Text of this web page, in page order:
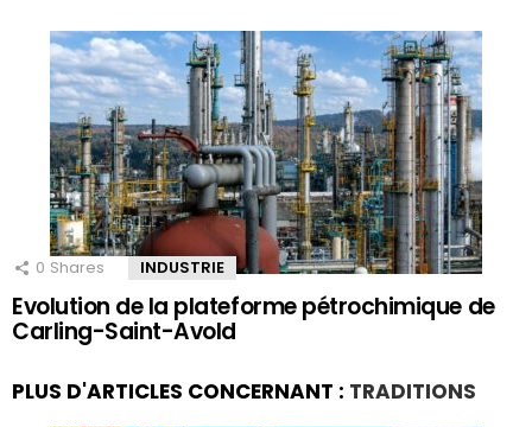
0 Shares INDUSTRIE
Evolution de la plateforme pétrochimique de
Carling-Saint-Avold
PLUS D'ARTICLES CONCERNANT : TRADITIONS